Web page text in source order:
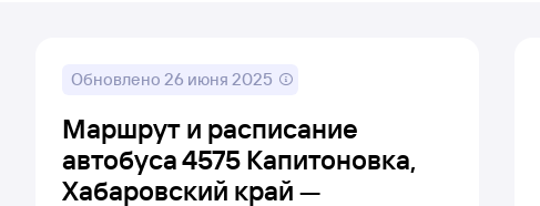
Обновлено 26 июня 2025
Маршрут и расписание
автобуса 4575 Капитоновка,
Хабаровский край —